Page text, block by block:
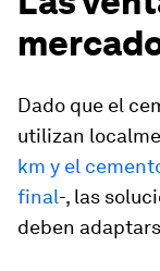
Dado que el
utilizan
km y el
final-, las
deben